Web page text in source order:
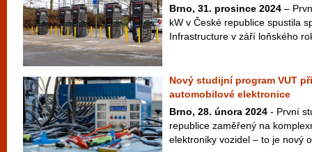
Brno, 31. prosince 2024 –
kW v České republice spustila
Infrastructure v září loňského
Nový studijní program VUT
automobilové elektronice
Brno, 28. února 2024 - První
republice zaměřený na
elektroniky vozidel – to je nový